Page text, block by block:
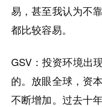
易，甚至我认为不
都比较容易。
GSV：投资环境出
的。放眼全球，资
不断增加。 过去十